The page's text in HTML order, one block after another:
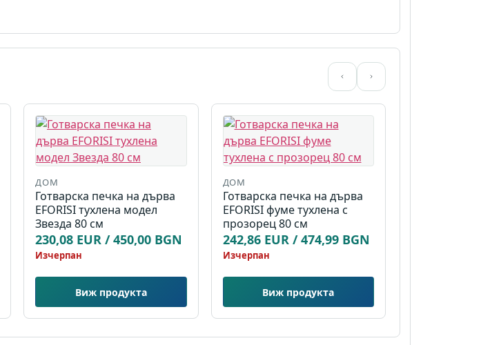
ДОМ
Готварска печка на дърва
EFORISI тухлена модел
Звезда 80 см
230,08 EUR / 450,00 BGN
Изчерпан
Виж продукта
ДОМ
Готварска печка на дърва
EFORISI фуме тухлена с
прозорец 80 см
242,86 EUR / 474,99 BGN
Изчерпан
Виж продукта